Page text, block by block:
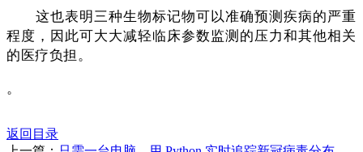
这也表明三种生物标记物可以准确预测疾病的严重
程度，因此可大大减轻临床参数监测的压力和其他相关
的医疗负担。
。
返回目录